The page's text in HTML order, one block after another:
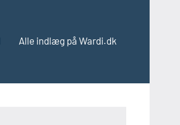
Alle indlæg på Wardi.dk